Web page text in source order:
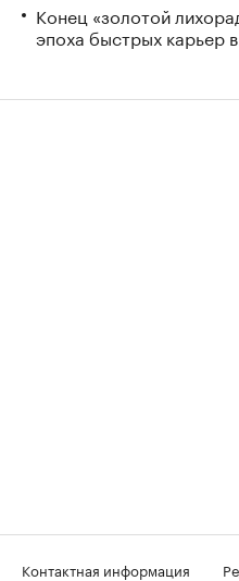
Конец «золотой
эпоха быстрых карьер
Контактная информация